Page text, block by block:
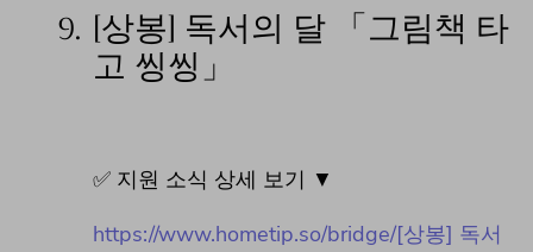
9. [상봉] 독서의 달 「그림책 타
고 씽씽」
✅ 지원 소식 상세 보기 ▼
https://www.hometip.so/bridge/[상봉] 독서